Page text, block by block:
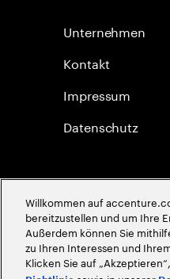
Unternehmen
Kontakt
Impressum
Datenschutz
©2026Accenture.
Willkommen auf
bereitzustellen und um Ihre
Außerdem können Sie
zu Ihren Interessen und
Klicken Sie auf